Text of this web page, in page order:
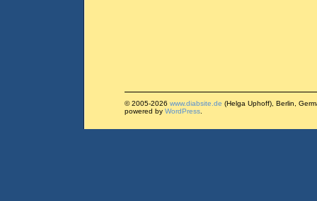
© 2005-2026 www.diabsite.de (Helga Uphoff), Berlin,
powered by WordPress.